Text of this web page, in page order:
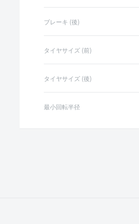
ブレーキ (後)
タイヤサイズ (前)
タイヤサイズ (後)
最小回転半径